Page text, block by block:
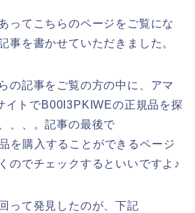
ってこちらのページをご覧にな
事を書かせていただきました。
の記事をご覧の方の中に、アマ
イトでB00I3PKIWEの正規品を探
、、。記事の最後で
を購入することができるページ
のでチェックするといいですよ♪
って発見したのが、下記